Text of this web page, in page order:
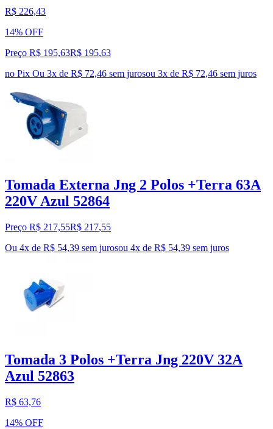
R$ 226,43
14% OFF
Preço R$ 195,63R$ 195,63
no Pix Ou 3x de R$ 72,46 sem jurosou 3x de R$ 72,46 sem juros
Tomada Externa Jng 2 Polos +Terra 63A
220V Azul 52864
Preço R$ 217,55R$ 217,55
Ou 4x de R$ 54,39 sem jurosou 4x de R$ 54,39 sem juros
Tomada 3 Polos +Terra Jng 220V 32A
Azul 52863
R$ 63,76
14% OFF